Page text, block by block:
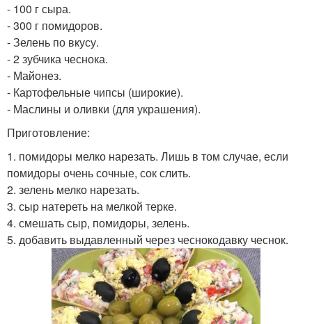
- 100 г сыра.
- 300 г помидоров.
- Зелень по вкусу.
- 2 зубчика чеснока.
- Майонез.
- Картофельные чипсы (широкие).
- Маслины и оливки (для украшения).
Приготовление:
1. помидоры мелко нарезать. Лишь в том случае, если
помидоры очень сочные, сок слить.
2. зелень мелко нарезать.
3. сыр натереть на мелкой терке.
4. смешать сыр, помидоры, зелень.
5. добавить выдавленный через чеснокодавку чеснок.